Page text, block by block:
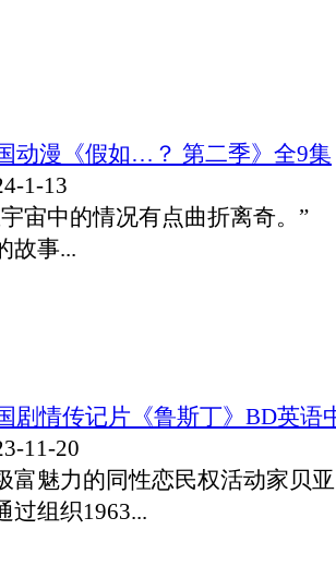
动漫《假如…？ 第二季》全9集
1-13
中的情况有点曲折离奇。
故事...
剧情传记片《鲁斯丁》BD英语
11-20
魅力的同性恋民权活动家贝亚
过组织1963...